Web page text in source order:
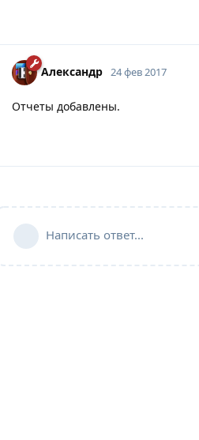
Александр 24 фев 2017
Отчеты добавлены.
Написать ответ...